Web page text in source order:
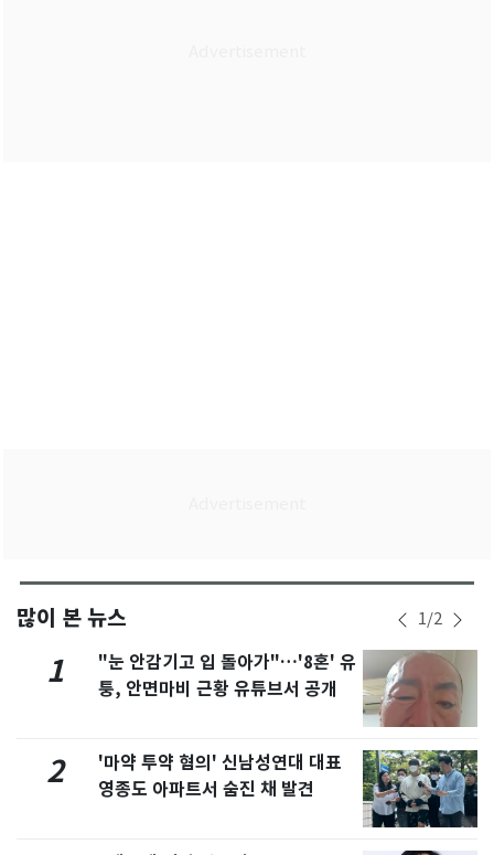
많이 본 뉴스 1/2
1
"눈 안감기고 입 돌아가"…'8혼' 유
퉁, 안면마비 근황 유튜브서 공개
2
'마약 투약 혐의' 신남성연대 대표
영종도 아파트서 숨진 채 발견